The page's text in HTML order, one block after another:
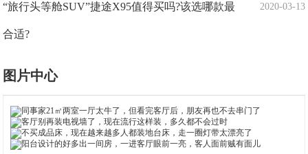
2020-03-13
“旅行头等舱SUV”捷途X95值得买吗?该选哪款最
合适?
图片中心